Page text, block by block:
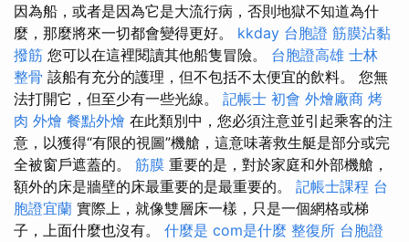
因為船，或者是因為它是大流行病，否則地獄不知道為什
麼，那麼將來一切都會變得更好。 kkday 台胞證 筋膜沾黏
撥筋 您可以在這裡閱讀其他船隻冒險。 台胞證高雄 士林
整骨 該船有充分的護理，但不包括不太便宜的飲料。 您無
法打開它，但至少有一些光線。 記帳士 初會 外燴廠商 烤
肉 外燴 餐點外燴 在此類別中，您必須注意並引起乘客的注
意，以獲得“有限的視圖”機艙，這意味著救生艇是部分或完
全被窗戶遮蓋的。 筋膜 重要的是，對於家庭和外部機艙，
額外的床是牆壁的床最重要的是最重要的。 記帳士課程 台
胞證宜蘭 實際上，就像雙層床一樣，只是一個網格或梯
子，上面什麼也沒有。 什麼是 com是什麼 整復所 台胞證